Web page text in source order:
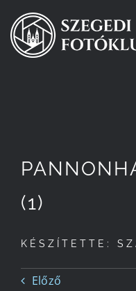
Kihagyás
Pályázatok
(1)
KÉSZÍTETTE:
Előző